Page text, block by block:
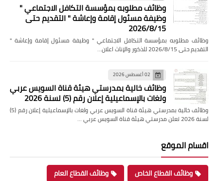
وظائف مطلوبه بمؤسسة التكافل الاجتماعي "
وظيفة مسئول إقامة وإعاشة " التقديم حتى
2026/8/15
وظائف مطلوبه بمؤسسة التكافل الاجتماعي " وظيفة مسئول إقامة وإعاشة "
التقديم حتى 2026/8/15 للذكور والإناث اعلان…
02 أغسطس 2026
وظائف خالية بمدرستي هيئة قناة السويس عربي
ولغات بالإسماعيلية إعلان رقم (5) لسنة 2026
وظائف خالية بمدرستي هيئة قناة السويس عربي ولغات بالإسماعيلية إعلان رقم (5)
لسنة 2026 تعلن مدرستي هيئة قناة السويس عربي …
اقسام الموقع
وظائف القطاع الخاص وظائف القطاع العام